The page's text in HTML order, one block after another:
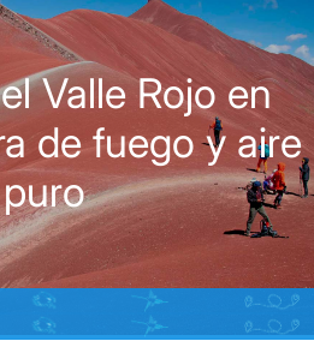
Valle Rojo en
de fuego y aire
puro